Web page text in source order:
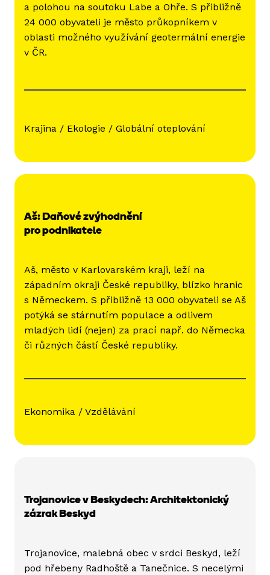
a polohou na soutoku Labe a Ohře. S přibližně
24 000 obyvateli je město průkopníkem v
oblasti možného využívání geotermální energie
v ČR.
Krajina / Ekologie / Globální oteplování
Aš: Daňové zvýhodnění
pro podnikatele
Aš, město v Karlovarském kraji, leží na
západním okraji České republiky, blízko hranic
s Německem. S přibližně 13 000 obyvateli se Aš
potýká se stárnutím populace a odlivem
mladých lidí (nejen) za prací např. do Německa
či různých částí České republiky.
Ekonomika / Vzdělávání
Trojanovice v Beskydech: Architektonický
zázrak Beskyd
Trojanovice, malebná obec v srdci Beskyd, leží
pod hřebeny Radhoště a Tanečnice. S necelými